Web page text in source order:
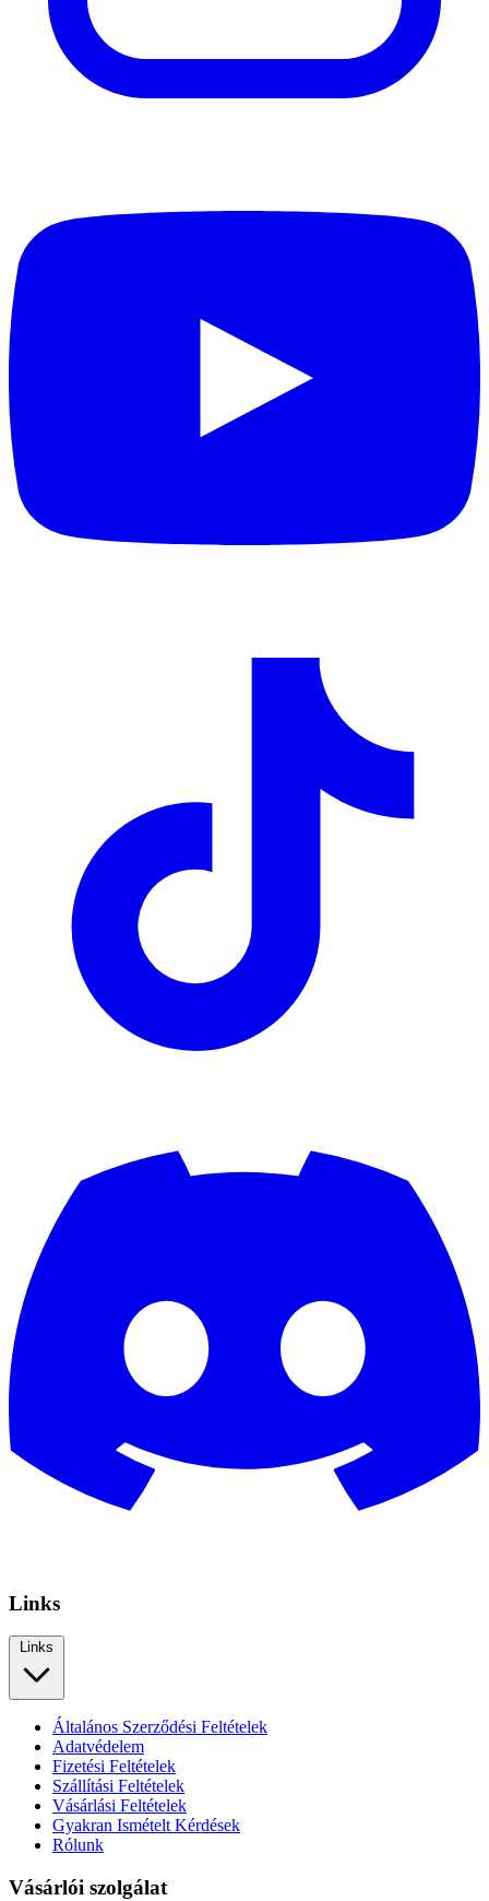
Links
Links
Általános Szerződési Feltételek
Adatvédelem
Fizetési Feltételek
Szállítási Feltételek
Vásárlási Feltételek
Gyakran Ismételt Kérdések
Rólunk
Vásárlói szolgálat